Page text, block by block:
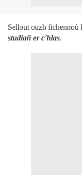
Sellout ouzh fichennoù
studiañ er c'hlas.